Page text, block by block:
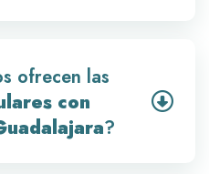
ofrecen las
con
?